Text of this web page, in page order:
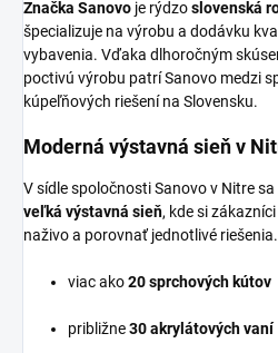
Značka Sanovo je rýdzoslovenská
špecializuje na výrobu a dodávku
vybavenia. Vďaka dlhoročným
poctivú výrobu patrí Sanovo medzi
kúpeľňových riešení na Slovensku.
Moderná výstavná sieň v
V sídle spoločnosti Sanovo v Nitre
veľká výstavná sieň, kde si
naživo a porovnať jednotlivé
viac ako20 sprchových kútov
približne30 akrylátových vaní